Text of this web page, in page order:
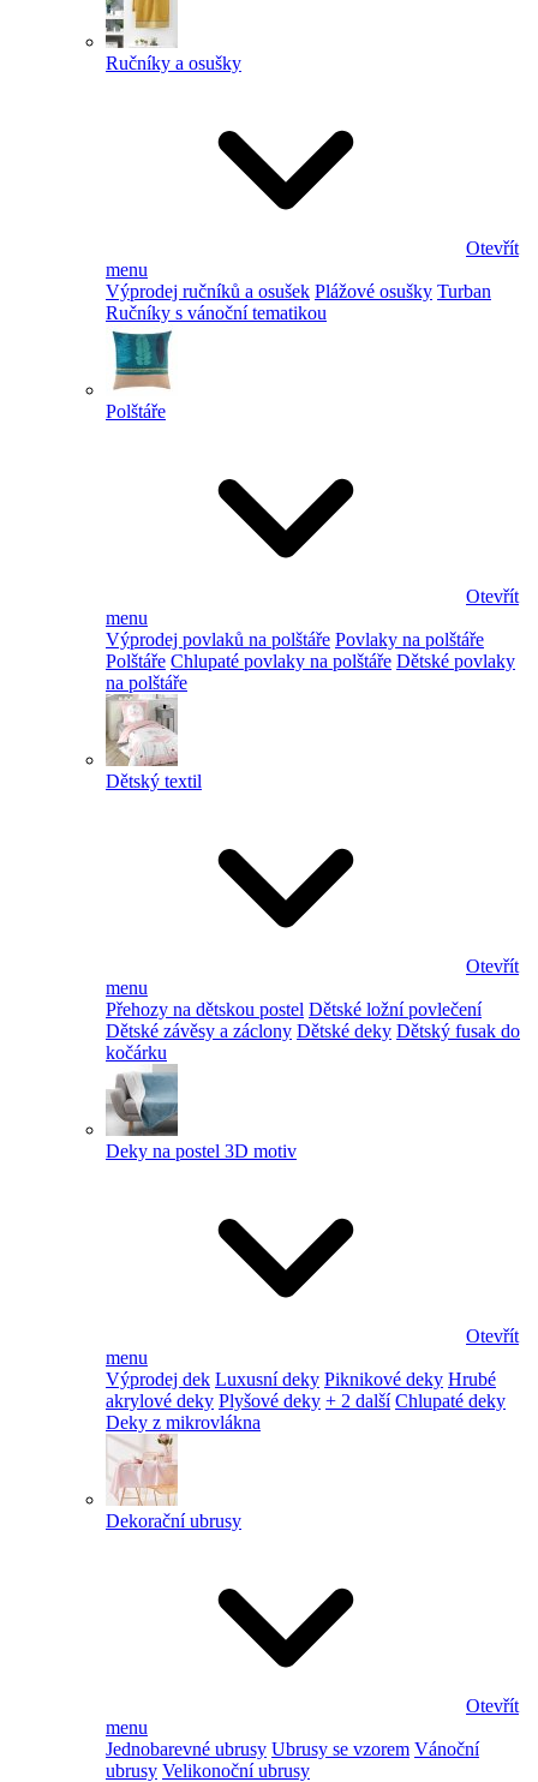
Ručníky a osušky
Otevřít
menu
Výprodej ručníků a osušek Plážové osušky Turban
Ručníky s vánoční tematikou
Polštáře
Otevřít
menu
Výprodej povlaků na polštáře Povlaky na polštáře
Polštáře Chlupaté povlaky na polštáře Dětské povlaky
na polštáře
Dětský textil
Otevřít
menu
Přehozy na dětskou postel Dětské ložní povlečení
Dětské závěsy a záclony Dětské deky Dětský fusak do
kočárku
Deky na postel 3D motiv
Otevřít
menu
Výprodej dek Luxusní deky Piknikové deky Hrubé
akrylové deky Plyšové deky + 2 další Chlupaté deky
Deky z mikrovlákna
Dekorační ubrusy
Otevřít
menu
Jednobarevné ubrusy Ubrusy se vzorem Vánoční
ubrusy Velikonoční ubrusy